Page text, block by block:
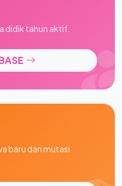
didik tahun aktif.
baru dan mutasi